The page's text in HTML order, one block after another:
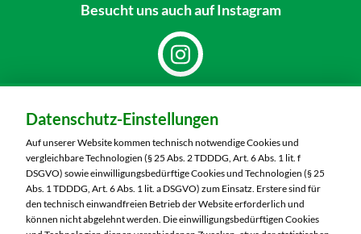
Besucht unsauch auf Instagram
MARKTKAUF Schweinfurt
Carl-Benz-Straße 7
97424 Schweinfurt
Telefon:09721 77040
Markt ändern
Datenschutz-Einstellungen
Auf unserer Website kommen technisch notwendige Cookies und
vergleichbare Technologien (§ 25 Abs. 2 TDDDG, Art. 6 Abs. 1 lit. f
DSGVO) sowie einwilligungsbedürftige Cookies und Technologien (§ 25
Abs. 1 TDDDG, Art. 6 Abs. 1 lit. a DSGVO) zum Einsatz. Erstere sind für
den technisch einwandfreien Betrieb der Website erforderlich und
können nicht abgelehnt werden. Die einwilligungsbedürftigen Cookies